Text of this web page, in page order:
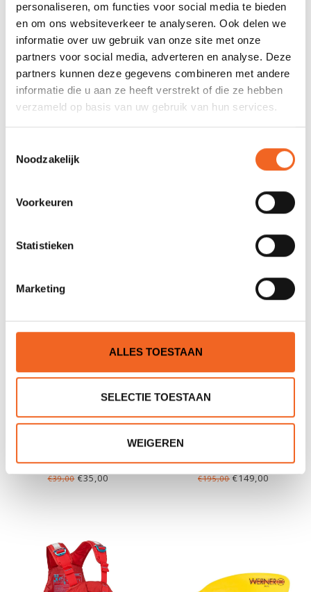
personaliseren, om functies voor social media te bieden
en om ons websiteverkeer te analyseren. Ook delen we
informatie over uw gebruik van onze site met onze
partners voor social media, adverteren en analyse. Deze
partners kunnen deze gegevens combineren met andere
informatie die u aan ze heeft verstrekt of die ze hebben
verzameld op basis van uw gebruik van hun services.
Noodzakelijk
Voorkeuren
Statistieken
Marketing
ALLES TOESTAAN
SELECTIE TOESTAAN
WEIGEREN
Gewicht kajak: 21.5 kg
Gewichtsklasse: 60-120 kg
REVIEWS
GERELATEERDE PRODUCTEN
H.F. WERPLIJN WEASEL, 18
MTR
€39,00€35,00
PALM IMPACT, NEOPREEN
€195,00€149,00